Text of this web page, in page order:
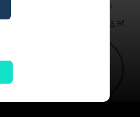
sont disponibles pour vous
aux
Services adaptés et